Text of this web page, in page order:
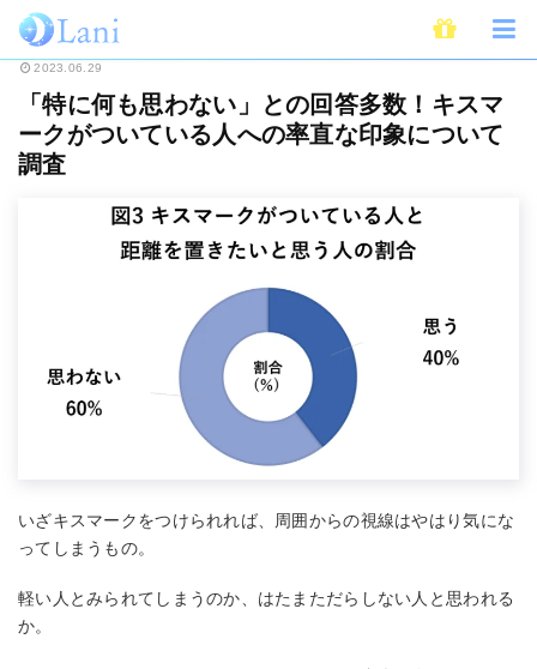
ホーム 恋愛 「特に何も思わない」との回答多数！キスマークがついてい
2023.06.29
「特に何も思わない」との回答多数！キスマ
ークがついている人への率直な印象について
調査
いざキスマークをつけられれば、周囲からの視線はやはり気にな
ってしまうもの。
軽い人とみられてしまうのか、はたまただらしない人と思われる
か。